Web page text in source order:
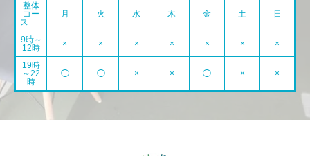
整体
コー
ス
月 火 水 木 金 土 日
9時～
12時
× × × × × × ×
19時
～22
時
◯ ◯ × × ◯ × ×